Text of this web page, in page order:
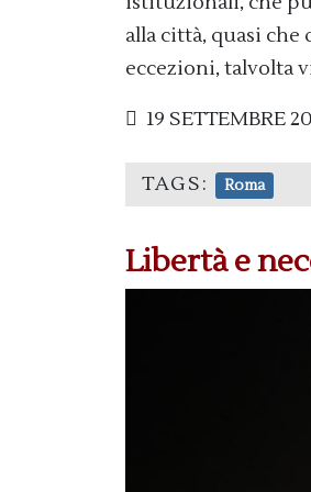
alla città, quasi
eccezioni, talvolta
19 SETTEMBRE
TAGS: Roma
Libertà e